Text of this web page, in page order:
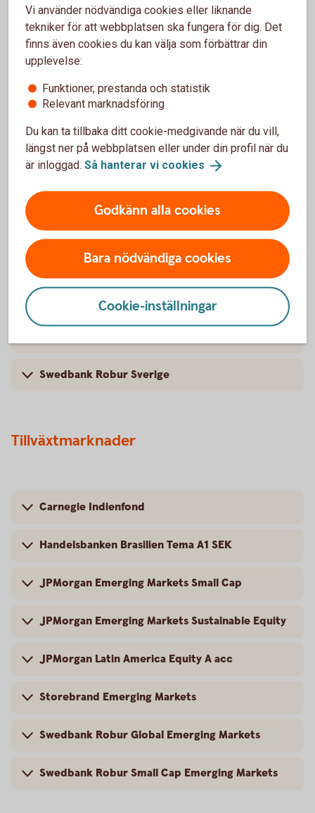
Cliens Småbolag D
C WorldWide Sweden Small Cap
Enter Småbolagsfond A
Swedbank Robur Access Sverige
Swedbank Robur Exportfond
Swedbank Robur Sverige
Tillväxtmarknader
Carnegie Indienfond
Handelsbanken Brasilien Tema A1 SEK
JPMorgan Emerging Markets Small Cap
JPMorgan Emerging Markets Sustainable Equity
JPMorgan Latin America Equity A acc
Storebrand Emerging Markets
Swedbank Robur Global Emerging Markets
Swedbank Robur Small Cap Emerging Markets
Vi använder nödvändiga cookies eller liknande
tekniker för att webbplatsen ska fungera för dig. Det
finns även cookies du kan välja som förbättrar din
upplevelse:
Funktioner, prestanda och statistik
Relevant marknadsföring
Du kan ta tillbaka ditt cookie-medgivande när du vill,
längst ner på webbplatsen eller under din profil när du
är inloggad. Så hanterar vi cookies
Godkänn alla cookies
Bara nödvändiga cookies
Cookie-inställningar